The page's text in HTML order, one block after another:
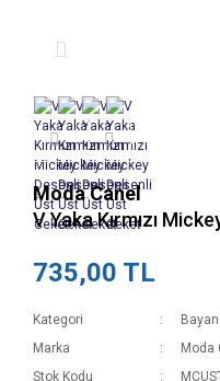
Moda Canel
V Yaka Kırmızı
735,00 TL
Kategori
Marka
Moda
Stok Kodu